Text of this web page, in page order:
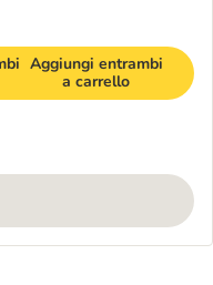
Aggiungi entrambi
a carrello